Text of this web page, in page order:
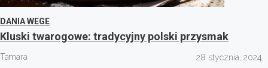
DANIA WEGE
Kluski twarogowe: tradycyjny polski przysmak
Tamara 28 stycznia, 2024